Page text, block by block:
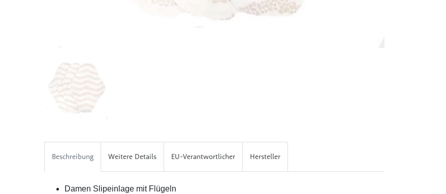
Beschreibung Weitere Details EU-Verantwortlicher Hersteller
Damen Slipeinlage mit Flügeln